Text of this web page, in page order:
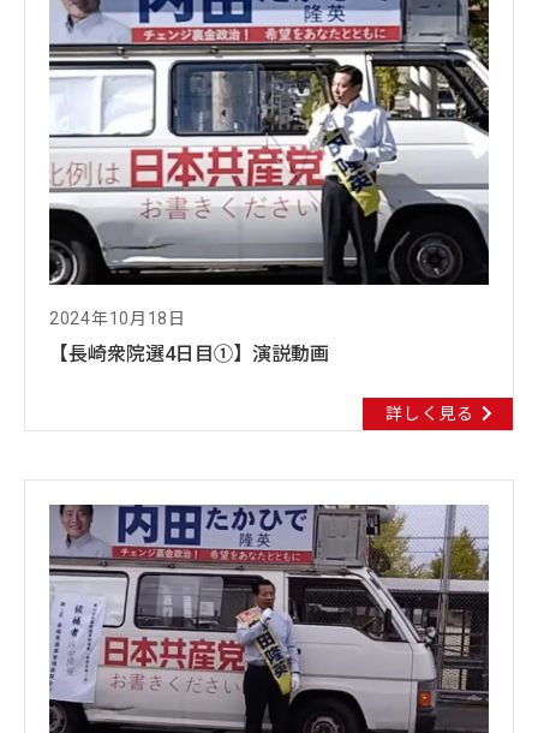
2024年10月18日
【長崎衆院選4日目①】演説動画
詳しく見る